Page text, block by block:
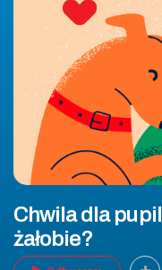
Chwila dla
żałobie?